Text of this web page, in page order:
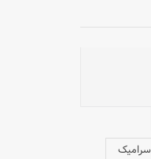
سرامیک